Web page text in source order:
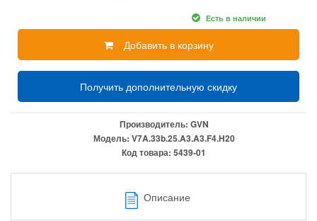
Есть в наличии
Добавить в корзину
Получить дополнительную скидку
Производитель: GVN
Модель: V7A.33b.25.A3.A3.F4.H20
Код товара: 5439-01
Описание